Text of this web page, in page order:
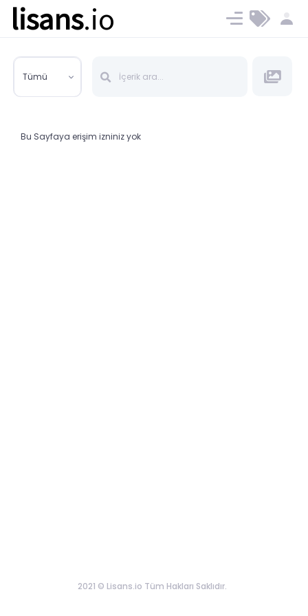
lisans.io Ücret ve Planlar
Tümü
Bu Sayfaya erişim izniniz yok
2021 © Lisans.io Tüm Hakları Saklıdır.